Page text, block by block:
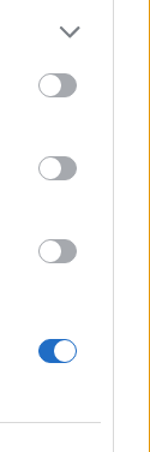
4 orësh
vijojnë
jo e